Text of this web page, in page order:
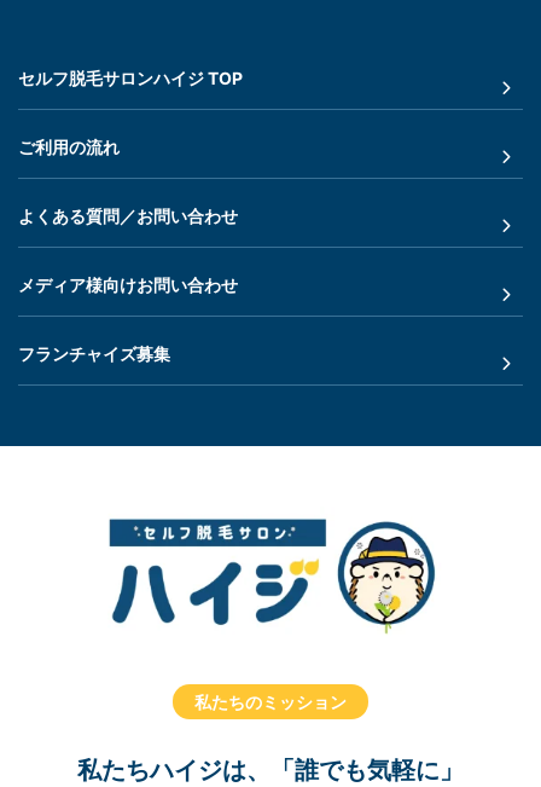
セルフ脱毛サロンハイジ TOP
ご利用の流れ
よくある質問／お問い合わせ
メディア様向けお問い合わせ
フランチャイズ募集
私たちのミッション
私たちハイジは、「誰でも気軽に」